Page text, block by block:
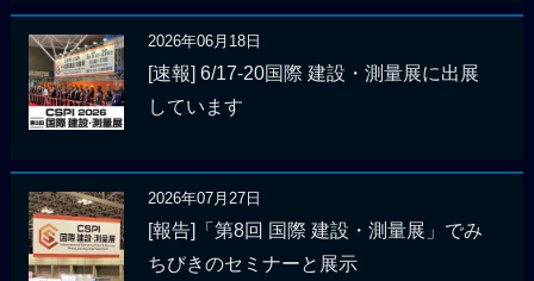
2026年06月18日
[速報] 6/17-20国際 建設・測量展に出展
しています
2026年07月27日
[報告]「第8回 国際 建設・測量展」でみ
ちびきのセミナーと展示